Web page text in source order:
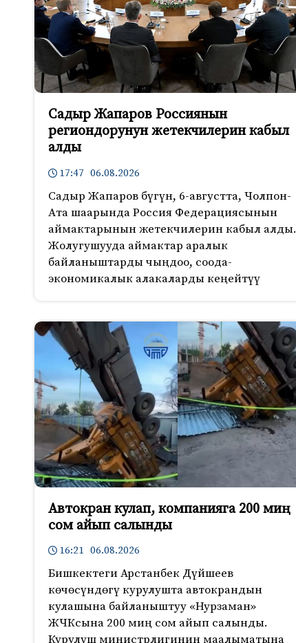
n
i
k
i
Садыр Жапаров Россиянын
региондорунун жетекчилерин кабыл
алды
17:47 06.08.2026
Садыр Жапаров бүгүн, 6-августта, Чолпон-
Ата шаарында Россия Федерациясынын
аймактарынын жетекчилерин кабыл алды.
Жолугушууда аймактар аралык
байланыштарды чыңдоо, соода-
экономикалык алакаларды кеңейтүү
Автокран кулап, компанияга 200 миң
сом айып салынды
16:21 06.08.2026
Бишкектеги Арстанбек Дүйшеев
көчөсүндөгү курулушта автокрандын
кулашына байланыштуу «Нурзаман»
ЖЧКсына 200 миң сом айып салынды.
Курулуш министрлигинин маалыматына